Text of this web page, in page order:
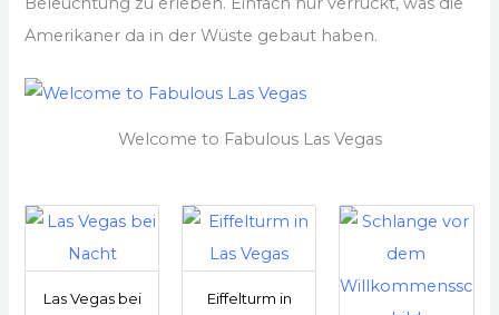
Amerikaner da in der Wüste gebaut haben.
Welcome to Fabulous Las Vegas
Las Vegas bei
Eiffelturm in